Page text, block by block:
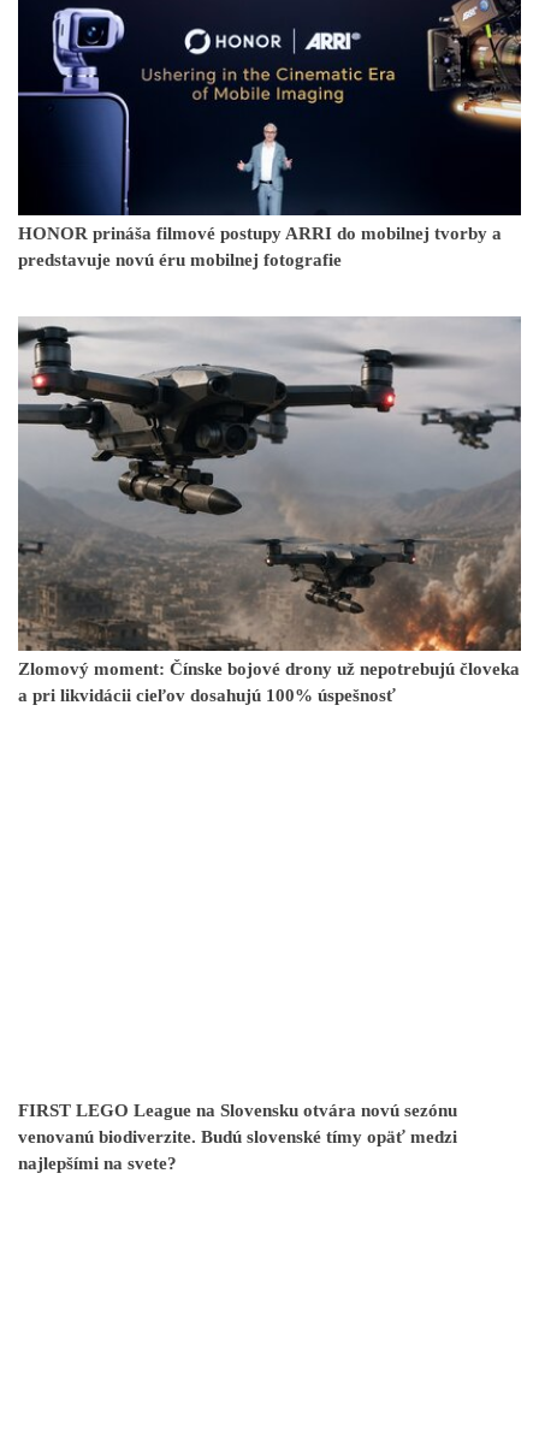
HONOR prináša filmové postupy ARRI do mobilnej tvorby a
predstavuje novú éru mobilnej fotografie
Zlomový moment: Čínske bojové drony už nepotrebujú človeka
a pri likvidácii cieľov dosahujú 100% úspešnosť
FIRST LEGO League na Slovensku otvára novú sezónu
venovanú biodiverzite. Budú slovenské tímy opäť medzi
najlepšími na svete?